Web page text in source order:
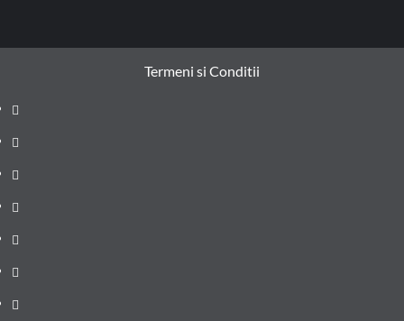
Termeni si Conditii
Prima
pagină
Știri
de
ultima
Administrație
locală
Actualitate
Justiție
Cultura
Sănătate